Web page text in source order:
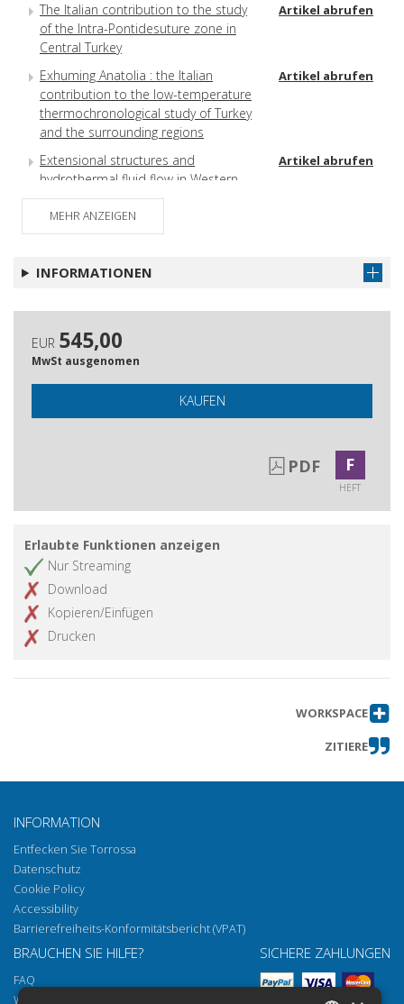
The Italian contribution to the study
of the Intra-Pontidesuture zone in
Central Turkey
Artikel abrufen
Exhuming Anatolia : the Italian
contribution to the low-temperature
thermochronological study of Turkey
and the surrounding regions
Artikel abrufen
Extensional structures and
hydrothermal fluid flow in Western
Anatolia : a review from the Neogene-
Quaternary Dinar and Denizli Basins
Artikel abrufen
MEHR ANZEIGEN
INFORMATIONEN
EUR 545,00
MwSt ausgenomen
KAUFEN
PDF F
HEFT
Erlaubte Funktionen anzeigen
Nur Streaming
Download
Kopieren/Einfügen
Drucken
WORKSPACE
ZITIERE
INFORMATION
Entfecken Sie Torrossa
Datenschutz
Cookie Policy
Accessibility
Barrierefreiheits-Konformitätsbericht (VPAT)
BRAUCHEN SIE HILFE?
FAQ
Wie öffnen Sie unsere Dokumente
SICHERE ZAHLUNGEN